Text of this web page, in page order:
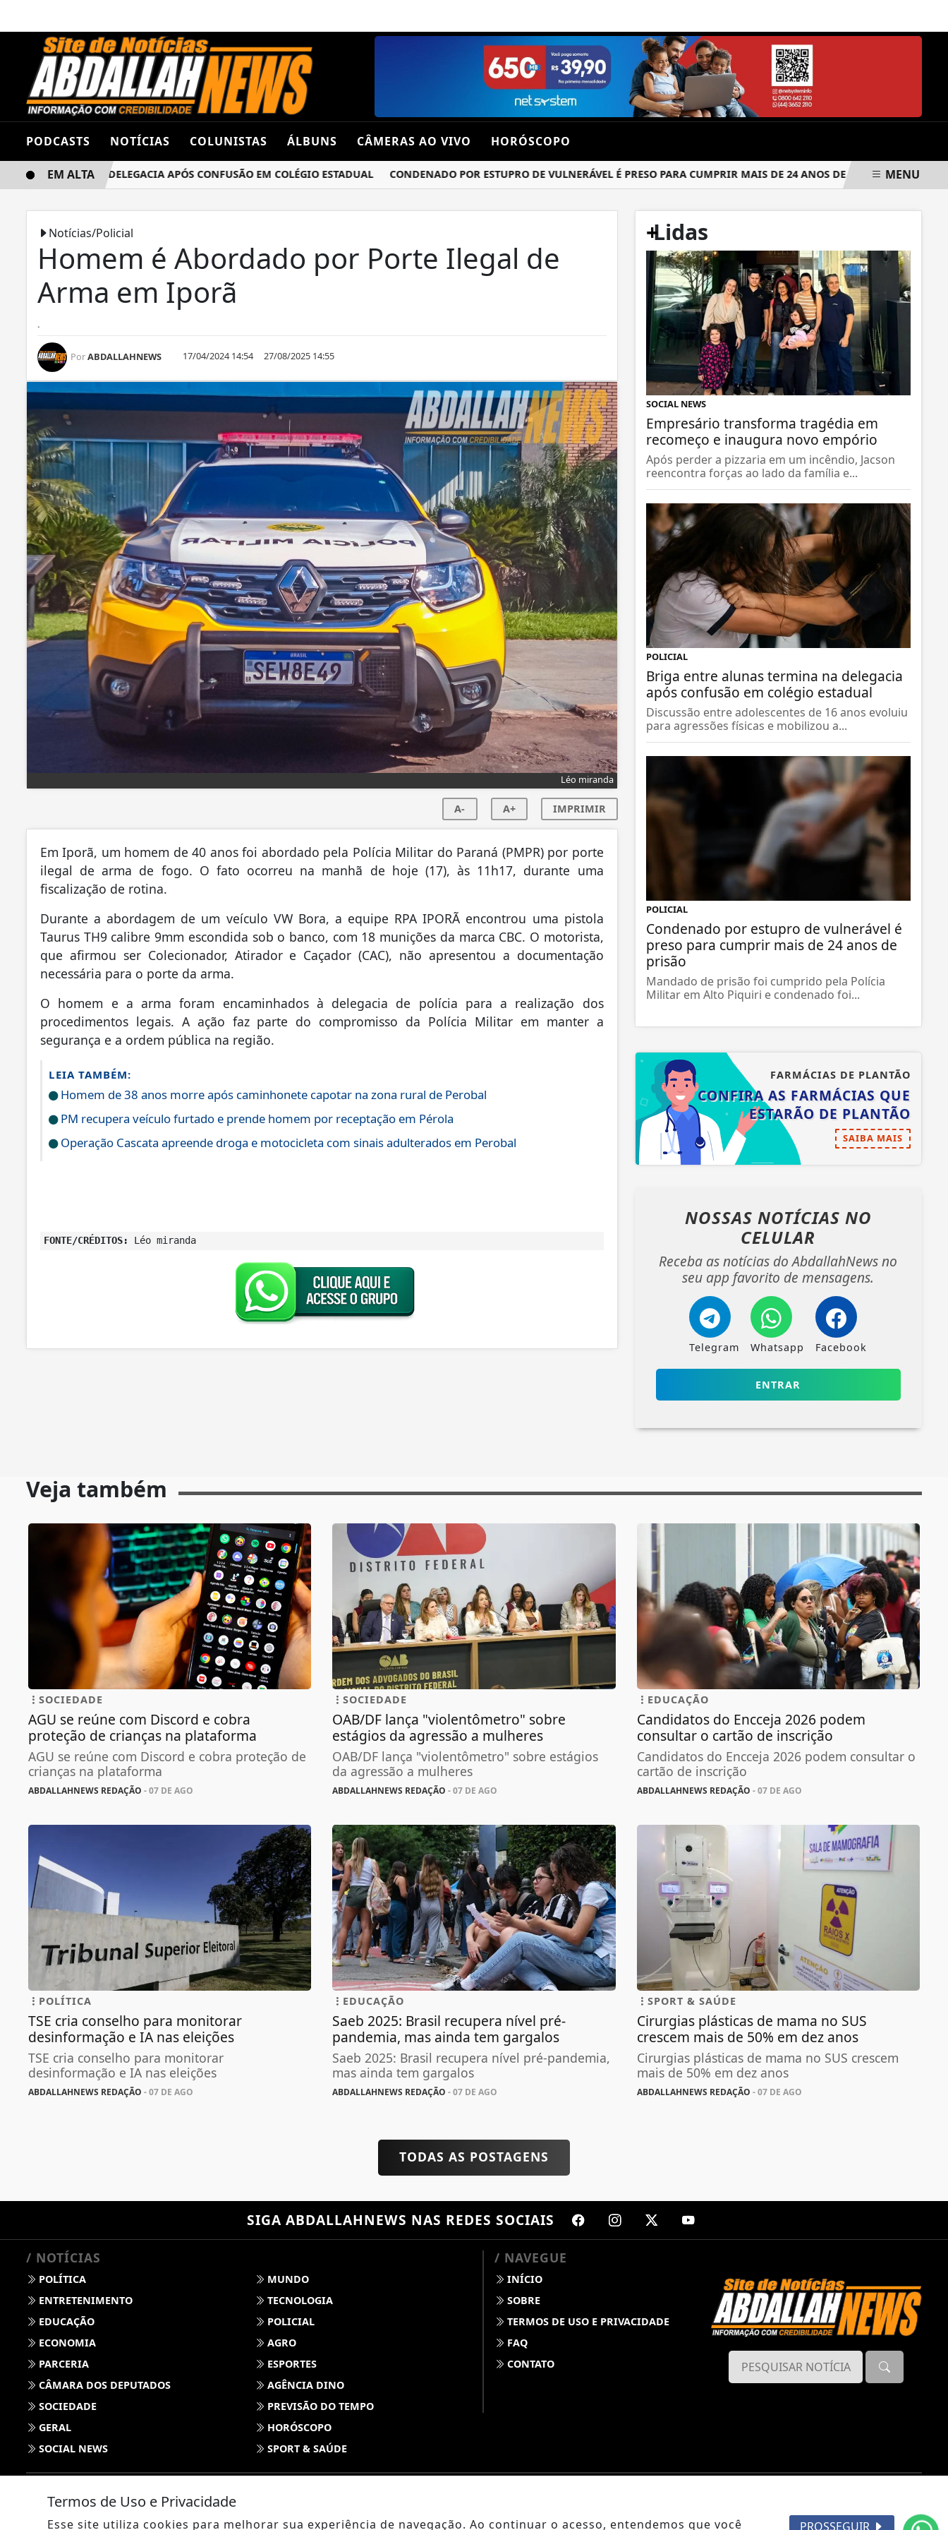
PODCASTS NOTÍCIAS COLUNISTAS ÁLBUNS CÂMERAS AO VIVO HORÓSCOPO
TERMINA NA DELEGACIA APÓS CONFUSÃO EM COLÉGIO ESTADUAL CONDENADO POR ESTUPRO DE VULNERÁVEL É PRESO PARA CUMPRIR MAIS DE 24 ANOS DE PRISÃO
EM ALTA MENU
Notícias/Policial
Homem é Abordado por Porte Ilegal de
Arma em Iporã
.
PorABDALLAHNEWS 17/04/2024 14:54 27/08/2025 14:55
Léo miranda
A- A+ IMPRIMIR
Em Iporã, um homem de 40 anos foi abordado pela Polícia Militar do Paraná (PMPR) por porte
ilegal de arma de fogo. O fato ocorreu na manhã de hoje (17), às 11h17, durante uma
fiscalização de rotina.
Durante a abordagem de um veículo VW Bora, a equipe RPA IPORÃ encontrou uma pistola
Taurus TH9 calibre 9mm escondida sob o banco, com 18 munições da marca CBC. O motorista,
que afirmou ser Colecionador, Atirador e Caçador (CAC), não apresentou a documentação
necessária para o porte da arma.
O homem e a arma foram encaminhados à delegacia de polícia para a realização dos
procedimentos legais. A ação faz parte do compromisso da Polícia Militar em manter a
segurança e a ordem pública na região.
LEIA TAMBÉM:
Homem de 38 anos morre após caminhonete capotar na zona rural de Perobal
PM recupera veículo furtado e prende homem por receptação em Pérola
Operação Cascata apreende droga e motocicleta com sinais adulterados em Perobal
FONTE/CRÉDITOS: Léo miranda
+
Lidas
SOCIAL NEWS
Empresário transforma tragédia em
recomeço e inaugura novo empório
Após perder a pizzaria em um incêndio, Jacson
reencontra forças ao lado da família e...
POLICIAL
Briga entre alunas termina na delegacia
após confusão em colégio estadual
Discussão entre adolescentes de 16 anos evoluiu
para agressões físicas e mobilizou a...
POLICIAL
Condenado por estupro de vulnerável é
preso para cumprir mais de 24 anos de
prisão
Mandado de prisão foi cumprido pela Polícia
Militar em Alto Piquiri e condenado foi...
FARMÁCIAS DE PLANTÃO
CONFIRA AS FARMÁCIAS QUE
ESTARÃO DE PLANTÃO
SAIBA MAIS
NOSSAS NOTÍCIAS NO
CELULAR
Receba as notícias do AbdallahNews no
seu app favorito de mensagens.
Telegram Whatsapp Facebook
ENTRAR
Veja também
SOCIEDADE
AGU se reúne com Discord e cobra
proteção de crianças na plataforma
AGU se reúne com Discord e cobra proteção de
crianças na plataforma
ABDALLAHNEWS REDAÇÃO - 07 DE AGO
SOCIEDADE
OAB/DF lança "violentômetro" sobre
estágios da agressão a mulheres
OAB/DF lança "violentômetro" sobre estágios
da agressão a mulheres
ABDALLAHNEWS REDAÇÃO - 07 DE AGO
EDUCAÇÃO
Candidatos do Encceja 2026 podem
consultar o cartão de inscrição
Candidatos do Encceja 2026 podem consultar o
cartão de inscrição
ABDALLAHNEWS REDAÇÃO - 07 DE AGO
POLÍTICA
TSE cria conselho para monitorar
desinformação e IA nas eleições
TSE cria conselho para monitorar
desinformação e IA nas eleições
ABDALLAHNEWS REDAÇÃO - 07 DE AGO
EDUCAÇÃO
Saeb 2025: Brasil recupera nível pré-
pandemia, mas ainda tem gargalos
Saeb 2025: Brasil recupera nível pré-pandemia,
mas ainda tem gargalos
ABDALLAHNEWS REDAÇÃO - 07 DE AGO
SPORT & SAÚDE
Cirurgias plásticas de mama no SUS
crescem mais de 50% em dez anos
Cirurgias plásticas de mama no SUS crescem
mais de 50% em dez anos
ABDALLAHNEWS REDAÇÃO - 07 DE AGO
TODAS AS POSTAGENS
SIGA ABDALLAHNEWS NAS REDES SOCIAIS
/ NOTÍCIAS
POLÍTICA
MUNDO
ENTRETENIMENTO
TECNOLOGIA
EDUCAÇÃO
POLICIAL
ECONOMIA
AGRO
PARCERIA
ESPORTES
CÂMARA DOS DEPUTADOS
AGÊNCIA DINO
SOCIEDADE
PREVISÃO DO TEMPO
GERAL
HORÓSCOPO
SOCIAL NEWS
SPORT & SAÚDE
/ NAVEGUE
INÍCIO
SOBRE
TERMOS DE USO E PRIVACIDADE
FAQ
CONTATO
Termos de Uso e Privacidade
Esse site utiliza cookies para melhorar sua experiência de navegação. Ao continuar o acesso, entendemos que você PROSSEGUIR